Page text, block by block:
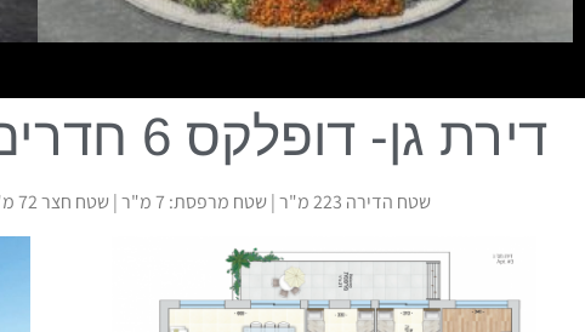
דירת גן- דופלקס 6 חדרים
שטח הדירה 223 מ"ר | שטח מרפסת: 7 מ"ר | שטח חצר 72 מ"ר